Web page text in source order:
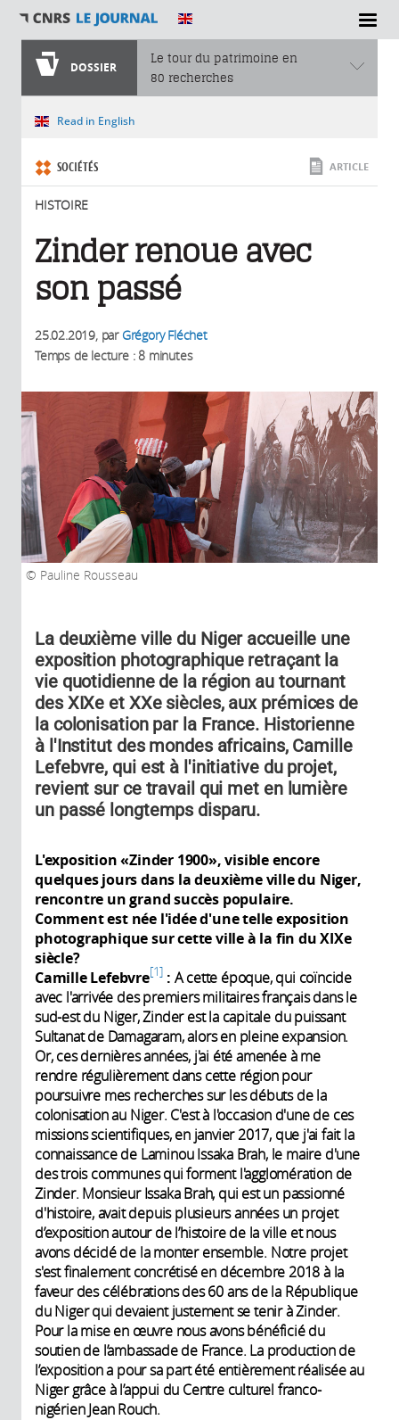
SECTIONS
DOSSIER
Le tour du patrimoine en
80 recherches
Vous êtes ici
Read in English
SOCIÉTÉS
HISTOIRE
ARTICLE
Zinder renoue avec
son passé
25.02.2019, par Grégory Fléchet
Temps de lecture : 8 minutes
Pauline Rousseau
La deuxième ville du Niger accueille une
exposition photographique retraçant la
vie quotidienne de la région au tournant
des XIXe et XXe siècles, aux prémices de
la colonisation par la France. Historienne
à l'Institut des mondes africains, Camille
Lefebvre, qui est à l'initiative du projet,
revient sur ce travail qui met en lumière
un passé longtemps disparu.
L'exposition «Zinder 1900», visible encore
quelques jours dans la deuxième ville du Niger,
rencontre un grand succès populaire.
Comment est née l'idée d'une telle exposition
photographique sur cette ville à la fin du XIXe
siècle?
Camille Lefebvre 1 : A cette époque, qui coïncide
avec l'arrivée des premiers militaires français dans le
sud-est du Niger, Zinder est la capitale du puissant
Sultanat de Damagaram, alors en pleine expansion.
Or, ces dernières années, j'ai été amenée à me
rendre régulièrement dans cette région pour
poursuivre mes recherches sur les débuts de la
colonisation au Niger. C'est à l'occasion d'une de ces
missions scientifiques, en janvier 2017, que j'ai fait la
connaissance de Laminou Issaka Brah, le maire d'une
des trois communes qui forment l'agglomération de
Zinder. Monsieur Issaka Brah, qui est un passionné
d'histoire, avait depuis plusieurs années un projet
d’exposition autour de l’histoire de la ville et nous
avons décidé de la monter ensemble. Notre projet
s'est finalement concrétisé en décembre 2018 à la
faveur des célébrations des 60 ans de la République
du Niger qui devaient justement se tenir à Zinder.
Pour la mise en œuvre nous avons bénéficié du
soutien de l’ambassade de France. La production de
l’exposition a pour sa part été entièrement réalisée au
Niger grâce à l’appui du Centre culturel franco-
nigérien Jean Rouch.